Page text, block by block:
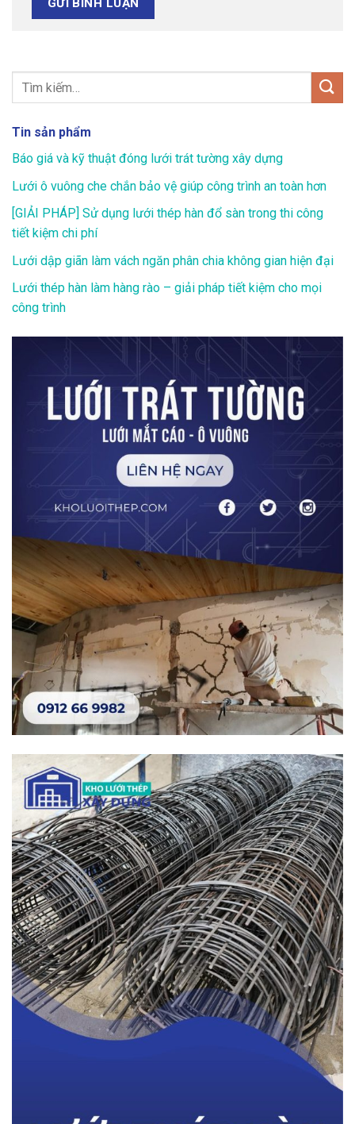
Tin sản phẩm
Báo giá và kỹ thuật đóng lưới trát tường xây dựng
Lưới ô vuông che chắn bảo vệ giúp công trình an toàn hơn
[GIẢI PHÁP] Sử dụng lưới thép hàn đổ sàn trong thi công
tiết kiệm chi phí
Lưới dập giãn làm vách ngăn phân chia không gian hiện đại
Lưới thép hàn làm hàng rào – giải pháp tiết kiệm cho mọi
công trình